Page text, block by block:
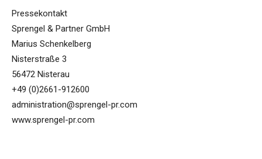
Pressekontakt
Sprengel & Partner GmbH
Marius Schenkelberg
Nisterstraße 3
56472 Nisterau
+49 (0)2661-912600
administration@sprengel-pr.com
www.sprengel-pr.com